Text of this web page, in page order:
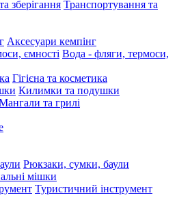
Транспортування та
Аксесуари кемпінг
Вода - фляги, термоси,
Гігієна та косметика
Килимки та подушки
та грилі
Рюкзаки, сумки, баули
мішки
Туристичний інструмент